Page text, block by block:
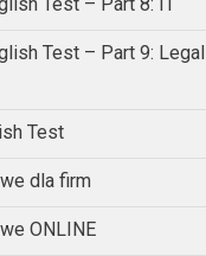
Test – Part 9: Legal
Test
dla firm
ONLINE